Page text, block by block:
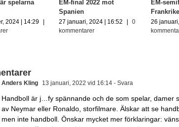
spelarna
2024 | 14:29
EM-final 2022 mot
Spanien
27 januari, 2024 | 16:52
0
kommentarer
EM-
Frankrike
26
Anders Kling 13 januari, 2022 vid 16:14 - Svara
Handboll är j…fy spännande och de som spelar, damer
av Neymar eller Ronaldo, storfilmare. Älskar att se
men inte handboll. Önskar mycket mer förklaringar: